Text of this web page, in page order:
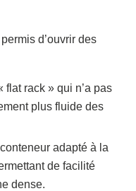
d’ouvrir des
flat rack » qui n’a pas
plus fluide des
adapté à la
de facilité
dense.